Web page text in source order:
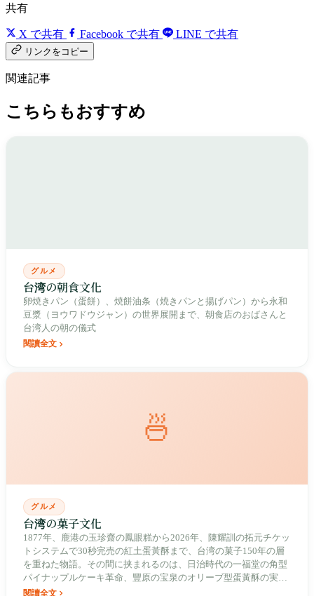
共有
X で共有 Facebook で共有 LINE で共有
リンクをコピー
関連記事
こちらもおすすめ
グルメ
台湾の朝食文化
卵焼きパン（蛋餅）、焼餅油条（焼きパンと揚げパン）から永和
豆漿（ヨウワドウジャン）の世界展開まで、朝食店のおばさんと
台湾人の朝の儀式
閱讀全文
🍜
グルメ
台湾の菓子文化
1877年、鹿港の玉珍齋の鳳眼糕から2026年、陳耀訓の拓元チケッ
トシステムで30秒完売の紅土蛋黃酥まで、台湾の菓子150年の層
を重ねた物語。その間に挟まれるのは、日治時代の一福堂の角型
パイナップルケーキ革命、豐原の宝泉のオリーブ型蛋黃酥の実
験、八卦山の麓270ヘクタールの在来種パイナップル契作、油皮
閱讀全文